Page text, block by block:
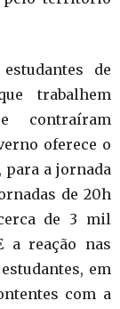
de
trabalhem
contraíram
oferece o
a jornada
de 20h
de 3 mil
a reação nas
em
com a